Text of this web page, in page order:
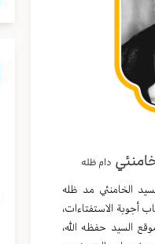
دام ظله
الخامنئي مد ظله
أجوبة الاستفتاءات،
السيد حفظه الله،